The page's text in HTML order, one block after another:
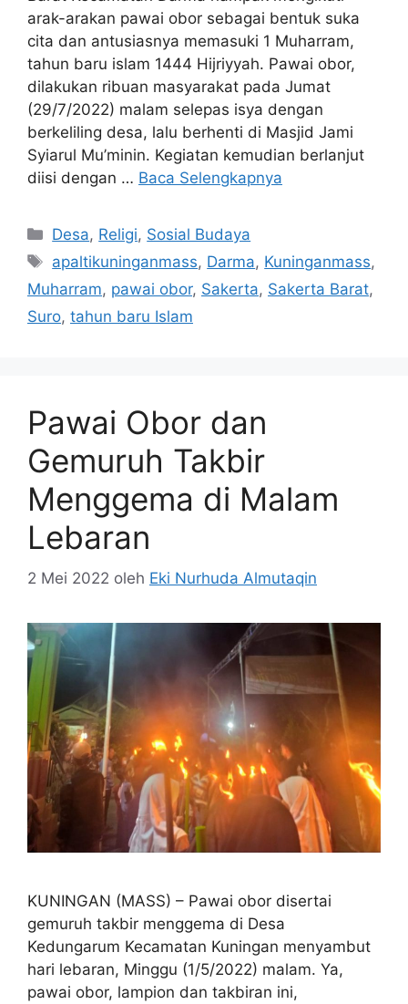
arak-arakan pawai obor sebagai bentuk suka
cita dan antusiasnya memasuki 1 Muharram,
tahun baru islam 1444 Hijriyyah. Pawai obor,
dilakukan ribuan masyarakat pada Jumat
(29/7/2022) malam selepas isya dengan
berkeliling desa, lalu berhenti di Masjid Jami
Syiarul Mu’minin. Kegiatan kemudian berlanjut
diisi dengan … Baca Selengkapnya
Kategori
Desa, Religi, Sosial Budaya
Tag
apaltikuninganmass, Darma, Kuninganmass,
Muharram, pawai obor, Sakerta, Sakerta Barat,
Suro, tahun baru Islam
Pawai Obor dan
Gemuruh Takbir
Menggema di Malam
Lebaran
2 Mei 2022 oleh Eki Nurhuda Almutaqin
KUNINGAN (MASS) – Pawai obor disertai
gemuruh takbir menggema di Desa
Kedungarum Kecamatan Kuningan menyambut
hari lebaran, Minggu (1/5/2022) malam. Ya,
pawai obor, lampion dan takbiran ini,